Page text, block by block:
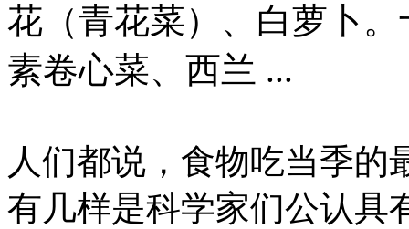
花（青花菜）、白萝卜
素卷心菜、西兰 ...
人们都说，食物吃当季的
有几样是科学家们公认具